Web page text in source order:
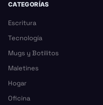
CATEGORÍAS
Escritura
Tecnología
Mugs y Botilitos
Maletines
Hogar
Oficina